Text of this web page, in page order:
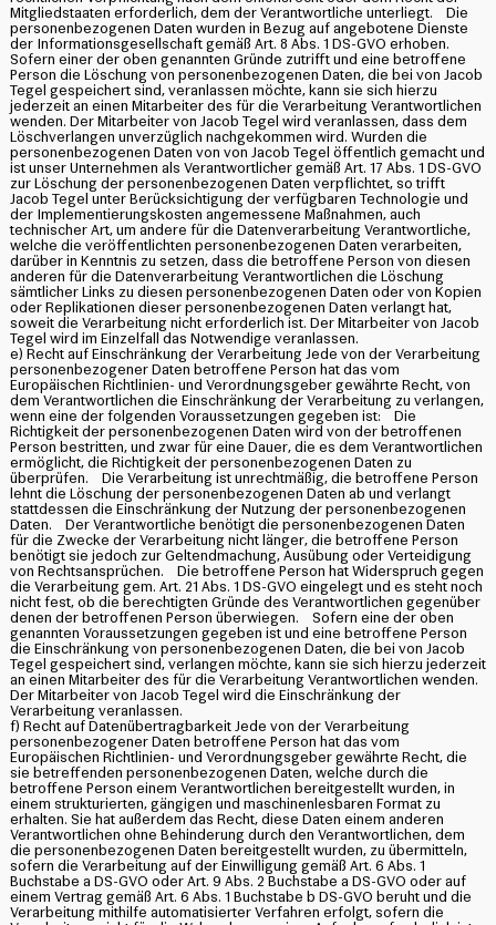
Mitgliedstaaten erforderlich, dem der Verantwortliche unterliegt. Die
personenbezogenen Daten wurden in Bezug auf angebotene Dienste
der Informationsgesellschaft gemäß Art. 8 Abs. 1 DS-GVO erhoben.
Sofern einer der oben genannten Gründe zutrifft und eine betroffene
Person die Löschung von personenbezogenen Daten, die bei von Jacob
Tegel gespeichert sind, veranlassen möchte, kann sie sich hierzu
jederzeit an einen Mitarbeiter des für die Verarbeitung Verantwortlichen
wenden. Der Mitarbeiter von Jacob Tegel wird veranlassen, dass dem
Löschverlangen unverzüglich nachgekommen wird. Wurden die
personenbezogenen Daten von von Jacob Tegel öffentlich gemacht und
ist unser Unternehmen als Verantwortlicher gemäß Art. 17 Abs. 1 DS-GVO
zur Löschung der personenbezogenen Daten verpflichtet, so trifft
Jacob Tegel unter Berücksichtigung der verfügbaren Technologie und
der Implementierungskosten angemessene Maßnahmen, auch
technischer Art, um andere für die Datenverarbeitung Verantwortliche,
welche die veröffentlichten personenbezogenen Daten verarbeiten,
darüber in Kenntnis zu setzen, dass die betroffene Person von diesen
anderen für die Datenverarbeitung Verantwortlichen die Löschung
sämtlicher Links zu diesen personenbezogenen Daten oder von Kopien
oder Replikationen dieser personenbezogenen Daten verlangt hat,
soweit die Verarbeitung nicht erforderlich ist. Der Mitarbeiter von Jacob
Tegel wird im Einzelfall das Notwendige veranlassen.
e) Recht auf Einschränkung der Verarbeitung Jede von der Verarbeitung
personenbezogener Daten betroffene Person hat das vom
Europäischen Richtlinien- und Verordnungsgeber gewährte Recht, von
dem Verantwortlichen die Einschränkung der Verarbeitung zu verlangen,
wenn eine der folgenden Voraussetzungen gegeben ist: Die
Richtigkeit der personenbezogenen Daten wird von der betroffenen
Person bestritten, und zwar für eine Dauer, die es dem Verantwortlichen
ermöglicht, die Richtigkeit der personenbezogenen Daten zu
überprüfen. Die Verarbeitung ist unrechtmäßig, die betroffene Person
lehnt die Löschung der personenbezogenen Daten ab und verlangt
stattdessen die Einschränkung der Nutzung der personenbezogenen
Daten. Der Verantwortliche benötigt die personenbezogenen Daten
für die Zwecke der Verarbeitung nicht länger, die betroffene Person
benötigt sie jedoch zur Geltendmachung, Ausübung oder Verteidigung
von Rechtsansprüchen. Die betroffene Person hat Widerspruch gegen
die Verarbeitung gem. Art. 21 Abs. 1 DS-GVO eingelegt und es steht noch
nicht fest, ob die berechtigten Gründe des Verantwortlichen gegenüber
denen der betroffenen Person überwiegen. Sofern eine der oben
genannten Voraussetzungen gegeben ist und eine betroffene Person
die Einschränkung von personenbezogenen Daten, die bei von Jacob
Tegel gespeichert sind, verlangen möchte, kann sie sich hierzu jederzeit
an einen Mitarbeiter des für die Verarbeitung Verantwortlichen wenden.
Der Mitarbeiter von Jacob Tegel wird die Einschränkung der
Verarbeitung veranlassen.
f) Recht auf Datenübertragbarkeit Jede von der Verarbeitung
personenbezogener Daten betroffene Person hat das vom
Europäischen Richtlinien- und Verordnungsgeber gewährte Recht, die
sie betreffenden personenbezogenen Daten, welche durch die
betroffene Person einem Verantwortlichen bereitgestellt wurden, in
einem strukturierten, gängigen und maschinenlesbaren Format zu
erhalten. Sie hat außerdem das Recht, diese Daten einem anderen
Verantwortlichen ohne Behinderung durch den Verantwortlichen, dem
die personenbezogenen Daten bereitgestellt wurden, zu übermitteln,
sofern die Verarbeitung auf der Einwilligung gemäß Art. 6 Abs. 1
Buchstabe a DS-GVO oder Art. 9 Abs. 2 Buchstabe a DS-GVO oder auf
einem Vertrag gemäß Art. 6 Abs. 1 Buchstabe b DS-GVO beruht und die
Verarbeitung mithilfe automatisierter Verfahren erfolgt, sofern die